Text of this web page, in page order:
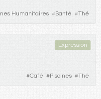
Humanitaires #Santé #Thé
Expression
#Café #Piscines #Thé